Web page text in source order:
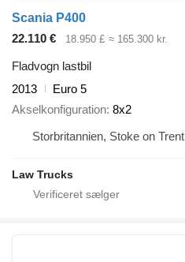
Scania P400
22.110 €
18.950 £ ≈ 165.300 kr.
Fladvogn lastbil
2013
Euro 5
Akselkonfiguration 8x2
Storbritannien, Stoke on Trent
Law Trucks